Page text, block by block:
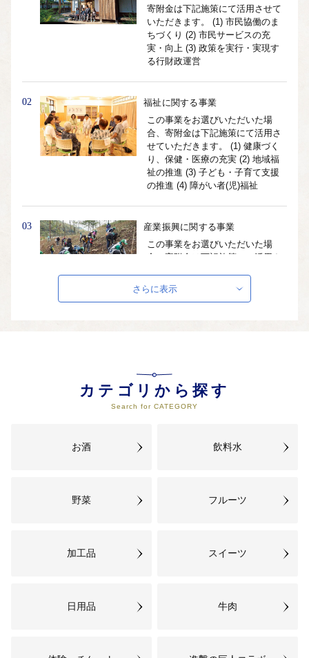
寄附金は下記施策にて活用させて
いただきます。 (1) 市民協働のま
ちづくり (2) 市民サービスの充
実・向上 (3) 政策を実行・実現す
る行財政運営
02
福祉に関する事業
この事業をお選びいただいた場
合、寄附金は下記施策にて活用さ
せていただきます。 (1) 健康づく
り、保健・医療の充実 (2) 地域福
祉の推進 (3) 子ども・子育て支援
の推進 (4) 障がい者(児)福祉
03
産業振興に関する事業
この事業をお選びいただいた場
合、寄附金は下記施策にて活用さ
産業の振興 (2) 林業の振興 (3) 商工
業の振興 (4) 観光の振興
せていただきます。 (1) 道路・河
川・公共交通の整備 (2) 住環境の
整備と維持管理 (3) 公園・緑地の
せていただきます。 (1) 学校教育
この事業をお選びいただいた場
さらに表示
カテゴリから探す
Search for CATEGORY
お酒 飲料水
野菜 フルーツ
加工品 スイーツ
日用品 牛肉